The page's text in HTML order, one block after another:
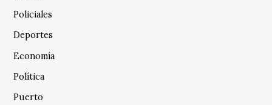
Policiales
Deportes
Economía
Política
Puerto